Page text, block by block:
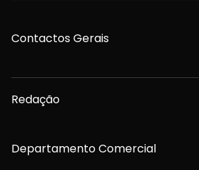
Contactos Gerais
Redação
Departamento Comercial